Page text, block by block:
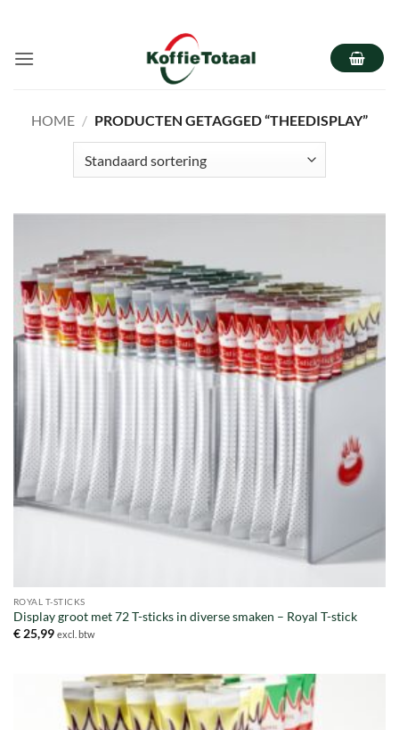
inhoud
HOME / PRODUCTEN GETAGGED “THEEDISPLAY”
ROYAL T-STICKS
Display groot met 72 T-sticks in diverse smaken – Royal T-stick
€25,99 excl. btw